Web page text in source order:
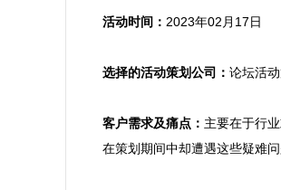
活动时间： 2023年02月17日
选择的活动策划公司： 论坛活
客户需求及痛点： 主要在于行
在策划期间中却遭遇这些疑难